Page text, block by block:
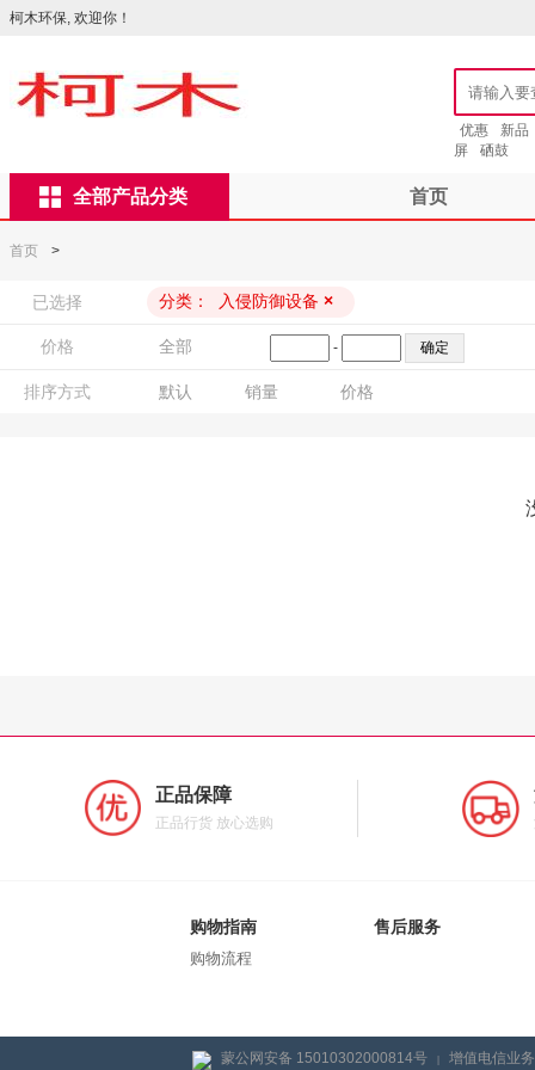
柯木环保, 欢迎你！
优惠
新品
屏
硒鼓
全部产品分类 首页
首页 >
已选择 分类： 入侵防御设备 ×
价格 全部 -
排序方式 默认 销量 价格
正品保障
正品行货 放心选购
购物指南
购物流程
售后服务
蒙公网安备 15010302000814号 | 增值电信业